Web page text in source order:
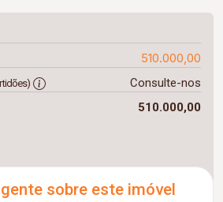
510.000,00
Consulte-nos
510.000,00
sobre este imóvel